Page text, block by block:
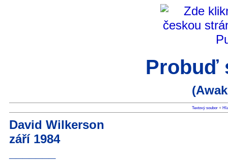
Probuď
Textový soubor+
David Wilkerson
září 1984